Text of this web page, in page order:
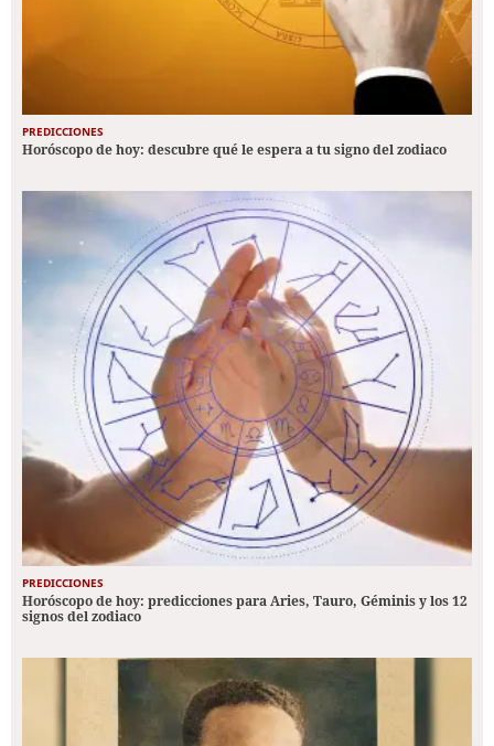
PREDICCIONES
Horóscopo de hoy: descubre qué le espera a tu signo del zodiaco
PREDICCIONES
Horóscopo de hoy: predicciones para Aries, Tauro, Géminis y los 12
signos del zodiaco